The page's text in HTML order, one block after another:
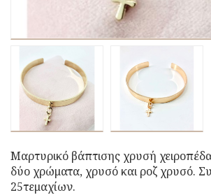
Μαρτυρικό βάπτισης χρυσή
δύο χρώματα, χρυσό και ροζ χρυσό.
25τεμαχίων.